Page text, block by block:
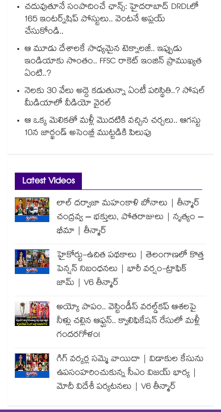
చదువుతూనే సంపాదించే ఛాన్స్: హైదరాబాద్ DRDLలో
165 ఇంటర్న్‌షిప్ పోస్టులు.. వెంటనే అప్లయ్
చేసుకోండి..
ఆ మూడు దేశాలకే సాధ్యమైన టెక్నాలజీ.. ఇప్పుడు
ఇండియాకు సొంతం.. FFSC రాకెట్ ఇంజిన్ ప్రాముఖ్యత
ఏంటి..?
నెలకు 30 వేలు అద్దె కడుతున్నా ఏంటీ పరిస్థితి..? సోషల్
మీడియాలో వీడియో వైరల్
ఆ ఒక్క మెలికతో మళ్లీ మొదటికి వచ్చిన చర్చలు.. ఆగస్టు
10న జార్ఖండ్ అసెంబ్లీ ముట్టడికి పిలుపు
Latest Videos
లాల్ దర్వాజా మహంకాళి బోనాలు | తీన్మార్
చంద్రవ్వ – భక్తులు, పోతరాజులు | నృత్యం –
భీమా | తీన్మార్
హైకోర్టు-ఉచిత పథకాలు | తెలంగాణలో కొత్త
పెన్షన్ నిబంధనలు | భారీ వర్షం-ట్రాఫిక్
జామ్ | V6 తీన్మార్
అయ్యో పాపం.. వెస్టిండీస్ వరల్డ్‌కప్ ఆశలపై
నీళ్లు చల్లిన ఆఫ్ఘన్.. క్వాలిఫికేషన్ రేసులో మళ్లీ
గందరగోళం!
గిగ్ వర్కర్ల సమ్మె వాయిదా | విడాకుల కేసును
ఉపసంహరించుకున్న సీఎం విజయ్ భార్య |
మోదీ విదేశీ పర్యటనలు | V6 తీన్మార్